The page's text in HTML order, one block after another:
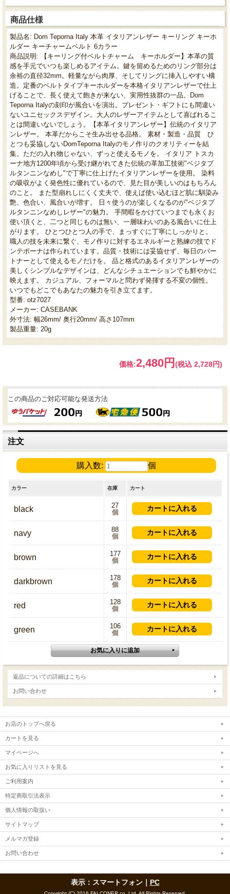
商品仕様
製品名: Dom Teporna Italy 本革 イタリアンレザー キーリング キーホ
ルダー キーチャームベルト 6カラー
商品説明: 【キーリング付ベルトチャーム キーホルダー】本革の質
感を手元でいつも楽しめるアイテム。鍵を留めるためのリング部分は
余裕の直径32mm。軽量ながら肉厚、そしてリングに挿入しやすい構
造。定番のベルトタイプキーホルダーを本格イタリアンレザーで仕上
げることで、長く使えて飽きが来ない、実用性抜群の一品。Dom
Teporna Italyの刻印が風合いを演出。プレゼント・ギフトにも間違い
ないユニセックスデザイン。大人のレザーアイテムとして喜ばれるこ
とは間違いないでしょう。【本革イタリアンレザー】伝統のイタリア
ンレザー。 本革だからこそ生み出せる品格。 素材・製造・品質 ひ
とつも妥協しないDomTeporna Italyのモノ作りのクオリティーを結
集。ただの入れ物じゃない、ずっと使えるモノを。 イタリア トスカ
ーナ地方1200年頃から受け継がれてきた伝統の革加工技術"ベジタブ
ルタンニンなめし"で丁寧に仕上げたイタリアンレザーを使用。 染料
の吸収がよく発色性に優れているので、見た目が美しいのはもちろん
のこと。 また型崩れしにくく丈夫で、使えば使い込むほど肌に馴染み
艶、色合い、風合いが増す。 日々使うのが楽しくなるのが"ベジタブ
ルタンニンなめしレザー"の魅力。 手間暇をかけていつまでも永くお
使い頂くと、二つと同じものは無い、一層味わいのある風合いに仕上
がります。 ひとつひとつ人の手で、まっすぐに丁寧にしっかりと。
職人の技を未来に繋ぐ、モノ作りに対するエネルギーと熟練の技でド
ンテポーナは作られています。品質・技術には妥協せず、毎日のパー
トナーとして使えるモノだけを。 品と格式のあるイタリアンレザーの
美しくシンプルなデザインは、どんなシチュエーションでも鮮やかに
映えます。 カジュアル、フォーマルと問わず発揮する不変の個性。
いつでもどこでもあなたの魅力を引き立てます。
型番: otz7027
メーカー: CASEBANK
外寸法: 幅26mm/ 奥行20mm/ 高さ107mm
製品重量: 20g
価格:2,480円 (税込 2,728円)
この商品のご対応可能な発送方法
注文
購入数: 個
カラー 在庫 カート
black
27
個
navy
88
個
brown
177
個
darkbrown
178
個
red
128
個
green
106
個
返品についての詳細はこちら
お問い合わせ
お店のトップへ戻る
カートを見る
マイページへ
お気に入りリストを見る
ご利用案内
特定商取引法表示
個人情報の取扱い
サイトマップ
メルマガ登録
お問い合わせ
表示：スマートフォン｜ PC